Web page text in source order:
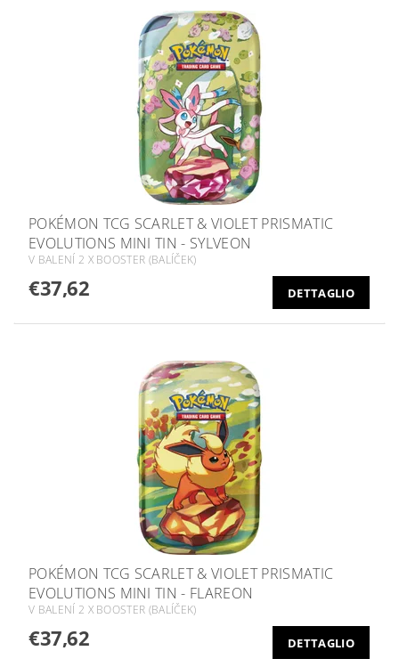
POKÉMON TCG SCARLET & VIOLET PRISMATIC
EVOLUTIONS MINI TIN - SYLVEON
V BALENÍ 2 X BOOSTER (BALÍČEK)
€37,62 DETTAGLIO
POKÉMON TCG SCARLET & VIOLET PRISMATIC
EVOLUTIONS MINI TIN - FLAREON
V BALENÍ 2 X BOOSTER (BALÍČEK)
€37,62 DETTAGLIO